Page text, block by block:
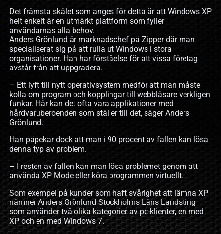
Det främsta skälet som anges för detta är att Windows XP
helt enkelt är en utmärkt plattform som fyller
användarnas alla behov.
Anders Grönlund är marknadschef på Zipper där man
specialiserat sig på att rulla ut Windows i stora
organisationer. Han har förståelse för att vissa företag
avstår från att uppgradera.
– Ett lyft till nytt operativsystem medför att man måste
kolla om program och kopplingar till webbläsare verkligen
funkar. Här kan det ofta vara applikationer med
hårdvaruberoenden som ställer till det, säger Anders
Grönlund.
Han påpekar dock att man i 90 procent av fallen kan lösa
denna typ av problem.
– I resten av fallen kan man lösa problemet genom att
använda XP Mode eller köra programmen virtuellt.
Som exempel på kunder som haft svårighet att lämna XP
nämner Anders Grönlund Stockholms Läns Landsting
som använder två olika kategorier av pc-klienter, en med
XP och en med Windows 7.